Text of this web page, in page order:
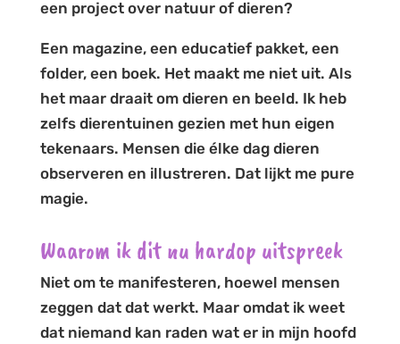
een project over natuur of dieren?
Een magazine, een educatief pakket, een
folder, een boek. Het maakt me niet uit. Als
het maar draait om dieren en beeld. Ik heb
zelfs dierentuinen gezien met hun eigen
tekenaars. Mensen die élke dag dieren
observeren en illustreren. Dat lijkt me pure
magie.
Waarom ik dit nu hardop uitspreek
Niet om te manifesteren, hoewel mensen
zeggen dat dat werkt. Maar omdat ik weet
dat niemand kan raden wat er in mijn hoofd